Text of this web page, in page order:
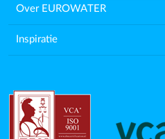
Over EUROWATER
Inspiratie